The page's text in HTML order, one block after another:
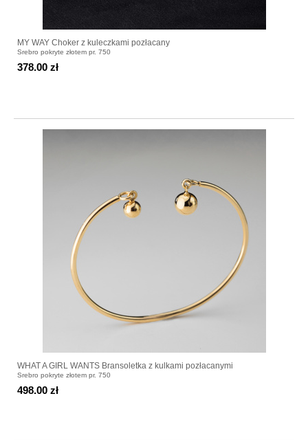
MY WAY Choker z kuleczkami pozłacany
Srebro pokryte złotem pr. 750
378.00 zł
WHAT A GIRL WANTS Bransoletka z kulkami pozłacanymi
Srebro pokryte złotem pr. 750
498.00 zł